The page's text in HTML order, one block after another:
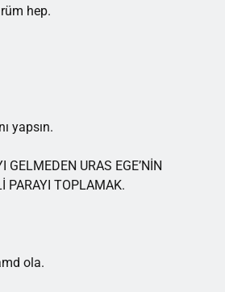
hep.
yapsın.
GELMEDEN URAS EGE’NİN
PARAYI TOPLAMAK.
ola.